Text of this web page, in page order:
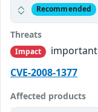
Recommended
Threats
Impact
important
CVE-2008-1377
Affected products